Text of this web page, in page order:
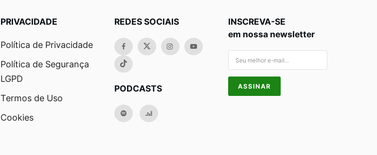
PRIVACIDADE
Política de Privacidade
Política de Segurança
LGPD
Termos de Uso
Cookies
REDES SOCIAIS
PODCASTS
INSCREVA-SE
em nossa newsletter